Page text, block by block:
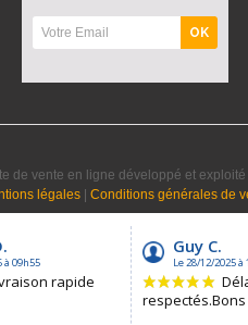
OK
de vente en ligne développé et
légales | Conditions générales de